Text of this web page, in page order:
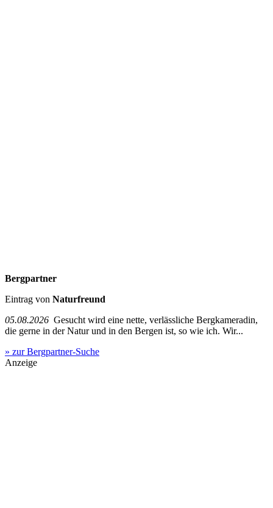
Bergpartner
Eintrag von Naturfreund
05.08.2026 Gesucht wird eine nette, verlässliche Bergkameradin,
die gerne in der Natur und in den Bergen ist, so wie ich. Wir...
» zur Bergpartner-Suche
Anzeige